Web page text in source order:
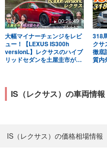
00:26:49
大幅マイナーチェンジをレビ
ュー！【LEXUS IS300h
versionL】レクサスのハイブ
リッドセダンを土屋圭市が評
318
クサ
徹底
質内
IS（レクサス）の車両情報
IS（レクサス）の価格相場情報